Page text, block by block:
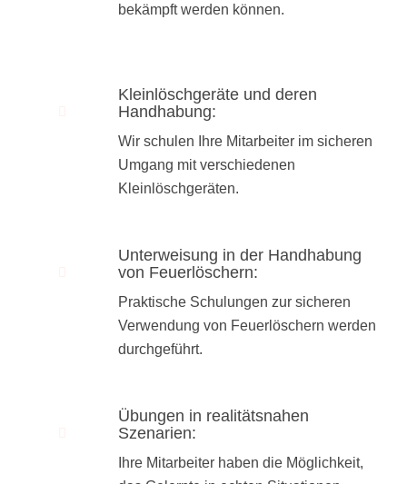
bekämpft werden können.
Kleinlöschgeräte und deren
Handhabung:
Wir schulen Ihre Mitarbeiter im sicheren
Umgang mit verschiedenen
Kleinlöschgeräten.
Unterweisung in der Handhabung
von Feuerlöschern:
Praktische Schulungen zur sicheren
Verwendung von Feuerlöschern werden
durchgeführt.
Übungen in realitätsnahen
Szenarien:
Ihre Mitarbeiter haben die Möglichkeit,